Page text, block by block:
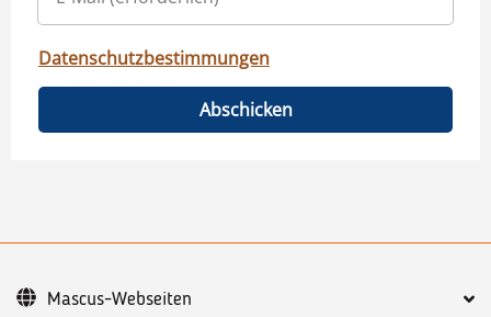
Datenschutzbestimmungen
Abschicken
Mascus-Webseiten